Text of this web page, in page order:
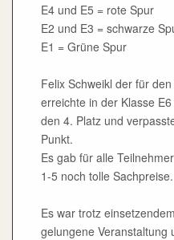
E4 und E5 = rote Spur
E2 und E3 = schwarze
E1 = Grüne Spur
Felix Schweikl der für
erreichte in der Klasse
den 4. Platz und
Punkt.
Es gab für alle
1-5 noch tolle Sachpreise.
Es war trotz
gelungene Veranstaltung